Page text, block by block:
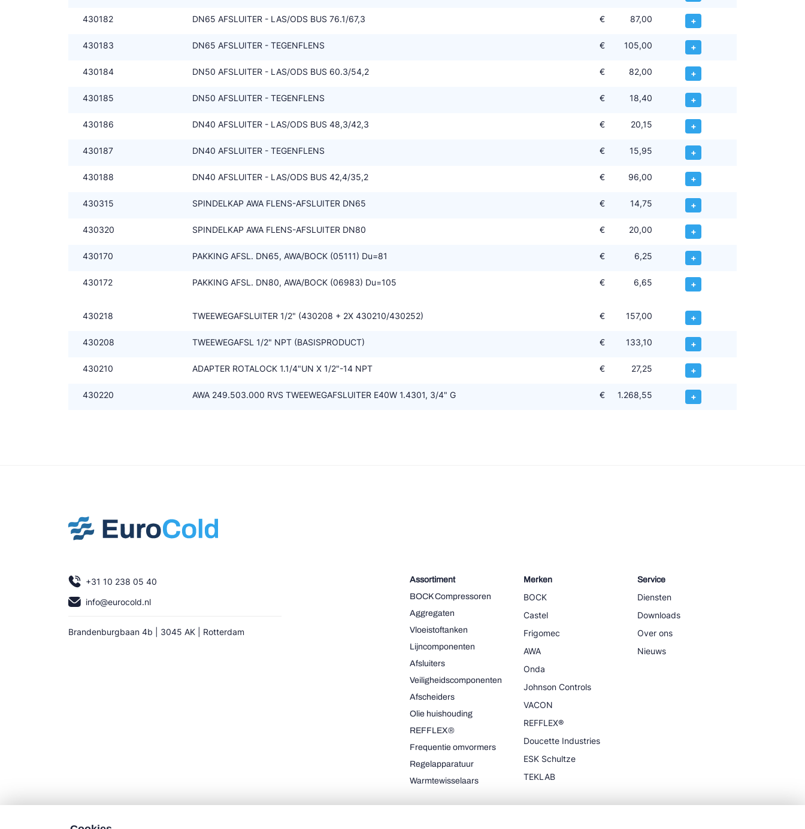
430182 DN65 AFSLUITER - LAS/ODS BUS 76.1/67,3 € 87,00 +
430183 DN65 AFSLUITER - TEGENFLENS € 105,00 +
430184 DN50 AFSLUITER - LAS/ODS BUS 60.3/54,2 € 82,00 +
430185 DN50 AFSLUITER - TEGENFLENS € 18,40 +
430186 DN40 AFSLUITER - LAS/ODS BUS 48,3/42,3 € 20,15 +
430187 DN40 AFSLUITER - TEGENFLENS € 15,95 +
430188 DN40 AFSLUITER - LAS/ODS BUS 42,4/35,2 € 96,00 +
430315 SPINDELKAP AWA FLENS-AFSLUITER DN65 € 14,75 +
430320 SPINDELKAP AWA FLENS-AFSLUITER DN80 € 20,00 +
430170 PAKKING AFSL. DN65, AWA/BOCK (05111) Du=81 € 6,25 +
430172 PAKKING AFSL. DN80, AWA/BOCK (06983) Du=105 € 6,65 +
430218 TWEEWEGAFSLUITER 1/2" (430208 + 2X 430210/430252) € 157,00 +
430208 TWEEWEGAFSL 1/2" NPT (BASISPRODUCT) € 133,10 +
430210 ADAPTER ROTALOCK 1.1/4"UN X 1/2"-14 NPT € 27,25 +
430220 AWA 249.503.000 RVS TWEEWEGAFSLUITER E40W 1.4301, 3/4" G € 1.268,55 +
+31 10 238 05 40
info@eurocold.nl
Brandenburgbaan 4b | 3045 AK | Rotterdam
Assortiment
BOCK Compressoren
Aggregaten
Vloeistoftanken
Lijncomponenten
Afsluiters
Veiligheidscomponenten
Afscheiders
Olie huishouding
REFFLEX®
Frequentie omvormers
Regelapparatuur
Warmtewisselaars
Merken
BOCK
Castel
Frigomec
AWA
Onda
Johnson Controls
VACON
REFFLEX®
Doucette Industries
ESK Schultze
TEKLAB
Service
Diensten
Downloads
Over ons
Nieuws